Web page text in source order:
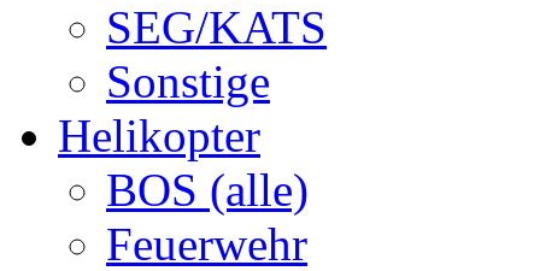
SEG/KATS
Sonstige
Helikopter
BOS (alle)
Feuerwehr